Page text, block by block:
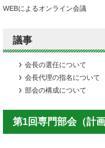
WEBによるオンライン会議
議事
会長の選任について
会長代理の指名について
部会の構成について
第1回専門部会（計